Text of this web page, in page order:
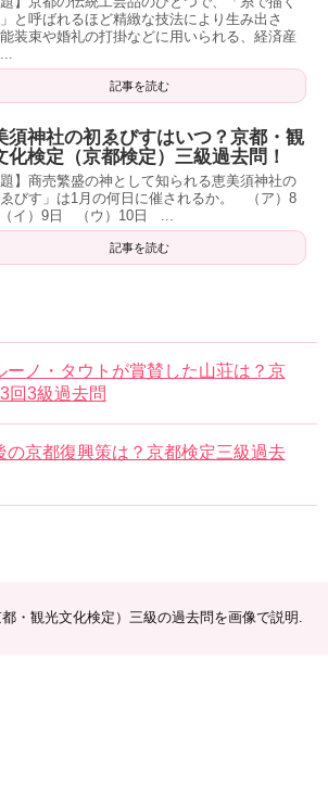
と呼ばれるほど精緻な技法により生み出さ
装束や婚礼の打掛などに用いられる、経済産
記事を読む
須神社の初ゑびすはいつ？京都・観
化検定（京都検定）三級過去問！
題】商売繁盛の神として知られる恵美須神社の
ゑびす」は1月の何日に催されるか。 （ア）8
イ）9日 （ウ）10日 ...
記事を読む
ーノ・タウトが賞賛した山荘は？京
回3級過去問
の京都復興策は？京都検定三級過去
・観光文化検定）三級の過去問を画像で説明 .